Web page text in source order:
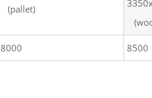
(pallet)
8000
8500